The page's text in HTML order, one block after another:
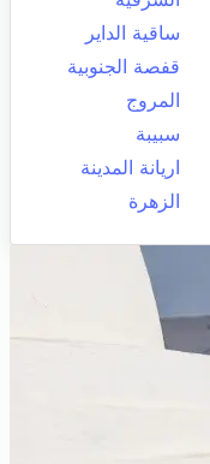
ساقية الداير
قفصة الجنوبية
المروج
سبيبة
اريانة المدينة
الزهرة